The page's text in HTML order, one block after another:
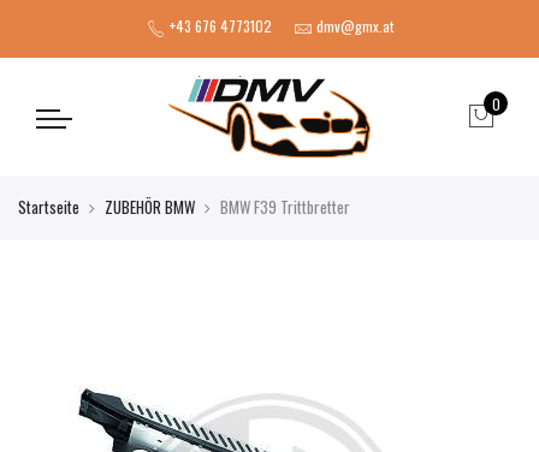
+43 676 4773102 dmv@gmx.at
0
Startseite ZUBEHÖR BMW BMW F39 Trittbretter